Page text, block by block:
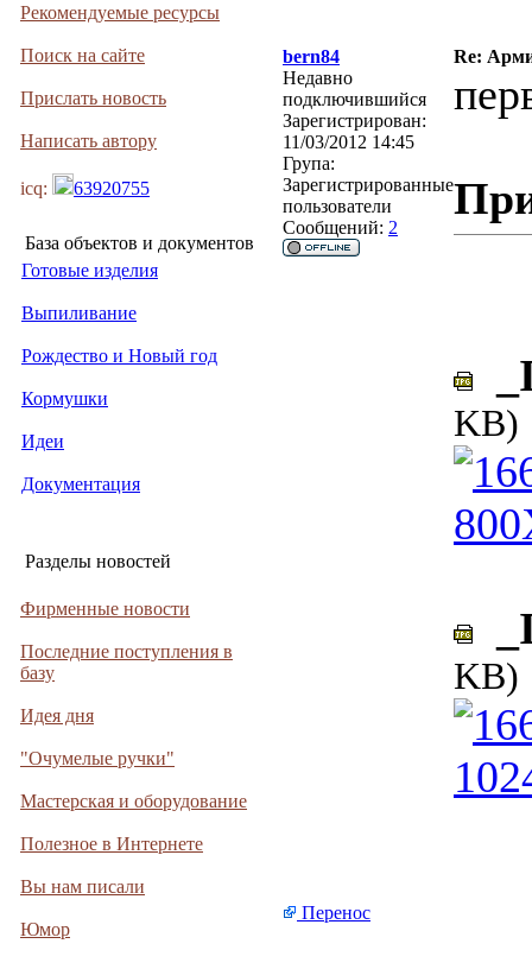
Рекомендуемые ресурсы
Поиск на сайте
Прислать новость
Написать автору
icq: 63920755
База объектов и документов
Готовые изделия
Выпиливание
Рождество и Новый год
Кормушки
Идеи
Документация
Разделы новостей
Фирменные новости
Последние поступления в
базу
Идея дня
"Очумелые ручки"
Мастерская и оборудование
Полезное в Интернете
Вы нам писали
Юмор
bern84
Re:
Недавно
подключившийся
Зарегистрирован:
11/03/2012 14:45
Група:
Зарегистрированные
пользователи
Сообщений: 2
KB)
KB)
Перенос